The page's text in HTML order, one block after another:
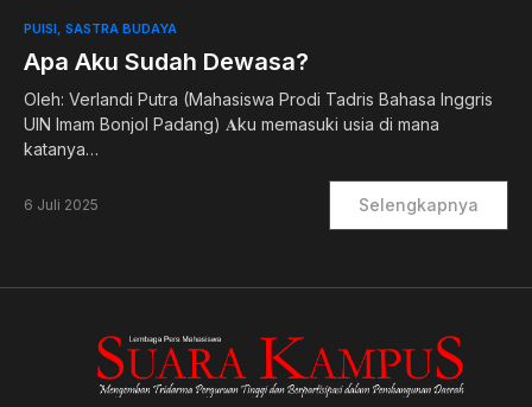
PUISI SASTRA BUDAYA
Apa Aku Sudah Dewasa?
Oleh: Verlandi Putra (Mahasiswa Prodi Tadris Bahasa Inggris
UIN Imam Bonjol Padang) 𝐀ku memasuki usia di mana
katanya…
6 Juli 2025 Selengkapnya